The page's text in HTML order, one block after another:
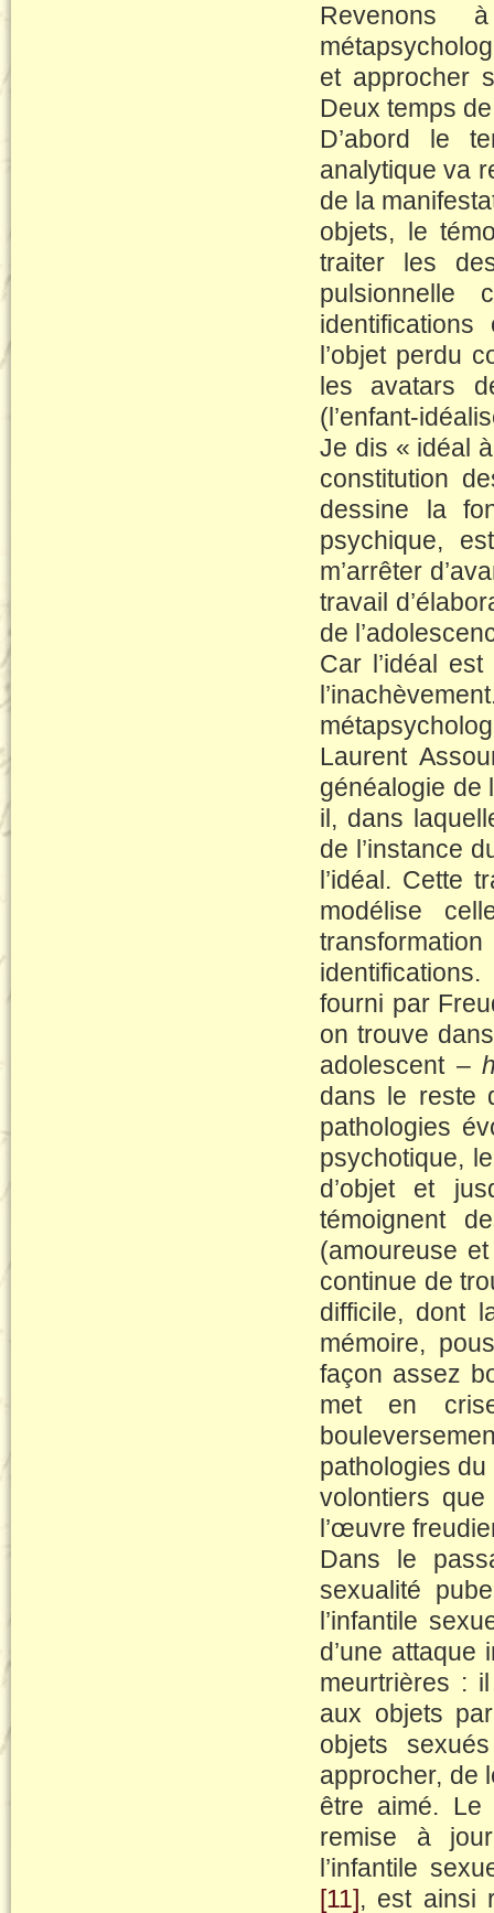
et approcher
Deux temps
D’abord le
analytique va
de la
objets, le
traiter les
l’objet perdu
les avatars
(l’enfant-
Je dis « idéal
constitution
dessine la
psychique,
m’arrêter
travail
de
Car l’idéal
Laurent
généalogie de
il, dans
de l’instance
l’idéal. Cette
modélise
fourni par
on trouve
adolescent –
dans le reste
pathologies
psychotique,
d’objet et
témoignent
(amoureuse
continue de
difficile, dont
mémoire,
façon assez
met en
pathologies
volontiers
l’œuvre
Dans le
sexualité
l’infantile
d’une
meurtrières :
aux objets
objets
approcher, de
être aimé. Le
remise à
l’infantile
[11], est ainsi